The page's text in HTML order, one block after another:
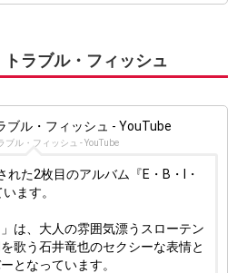
ラブル・フィッシュ
ブル・フィッシュ - YouTube
ブル・フィッシュ - YouTube
た2枚目のアルバム『E・B・I・
ます。
は、大人の雰囲気漂うスローテン
歌う石井竜也のセクシーな表情と
となっています。